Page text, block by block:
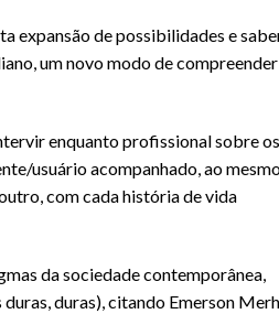
expansão de possibilidades e
um novo modo de
enquanto profissional sobre os
usuário acompanhado, ao
com cada história de vida
da sociedade contemporânea,
duras), citando Emerson